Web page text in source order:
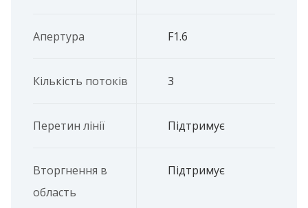
Апертура F1.6
Кількість потоків 3
Перетин лінії Підтримує
Вторгнення в
область
Підтримує